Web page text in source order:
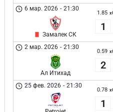
6 мар. 2026 - 21:30
Замалек СК
1.85
1
2 мар. 2026 - 21:30
Ал Итихад
0.59
2
25 фев. 2026 - 21:30
0.78
1